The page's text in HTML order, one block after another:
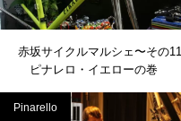
赤坂サイクルマルシェ〜その11
ピナレロ・イエローの巻
Pinarello